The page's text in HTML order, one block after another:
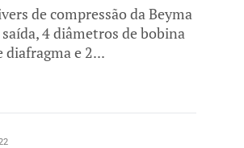
de compressão da Beyma
4 diâmetros de bobina
diafragma e 2...